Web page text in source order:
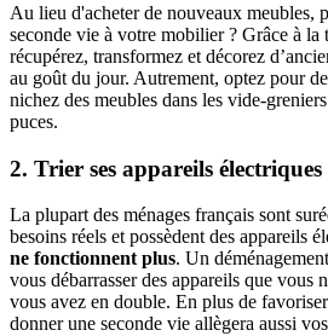
Au lieu d'acheter de nouveaux meubles,
seconde vie à votre mobilier ? Grâce à la
récupérez, transformez et décorez
au goût du jour. Autrement, optez pour
nichez des meubles dans les vide-
puces.
2. Trier ses appareils électriques
La plupart des ménages français sont
besoins réels et possèdent des appareils
ne fonctionnent plus. Un
vous débarrasser des appareils que vous
vous avez en double. En plus de favoriser
donner une seconde vie allègera aussi